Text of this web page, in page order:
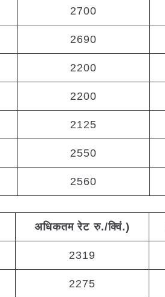
2700
2690
2200
2200
2125
2550
2560
अधिकतम रेट रु./क्विं.)
2319
2275